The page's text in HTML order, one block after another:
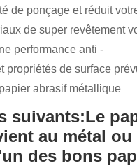
de ponçage et réduit
de super revêtement
performance anti -
propriétés de surface
abrasif métallique
suivants:Le
au métal ou
des bons